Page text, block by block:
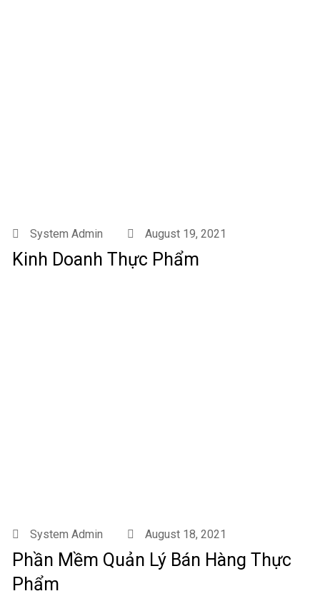
System Admin August 19, 2021
Kinh Doanh Thực Phẩm
System Admin August 18, 2021
Phần Mềm Quản Lý Bán Hàng Thực
Phẩm